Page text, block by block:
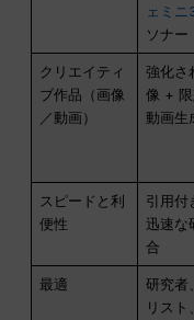
ェミニ
ソナー
クリエイティ
ブ作品（画像
／動画）
強化さ
像 +
動画生
スピードと利
便性
引用付
迅速な
合
最適
研究者
リスト